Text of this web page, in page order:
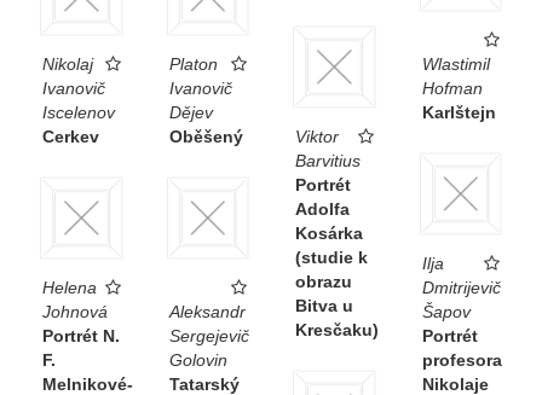
kterou cítíte na tvářích těchto portrétů“.
Alois Burda působil v té době na Ministerstvu
pošt a telegrafů, pro které Karásek pracoval
v letech 1925–1933 na pozici ředitele
Poštovního muzea, jehož stálou expozici
připravoval.
Wlastimil
Hofman
Karlštejn
Nikolaj
Ivanovič
Iscelenov
Cerkev
Platon
Ivanovič
Dějev
Oběšený
Viktor
Barvitius
Portrét
Adolfa
Kosárka
(studie k
obrazu
Bitva u
Kresčaku)
Ilja
Dmitrijevič
Šapov
Portrét
profesora
Nikolaje
Helena
Johnová
Portrét N.
F.
Melnikové-
Aleksandr
Sergejevič
Golovin
Tatarský